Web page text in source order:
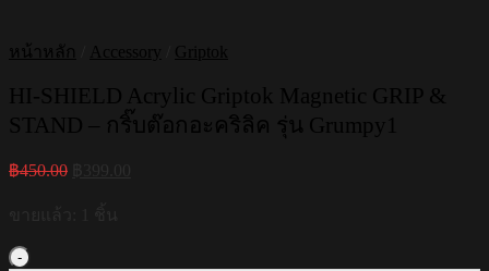
หน้าหลัก Accessory Griptok
HI-SHIELD Acrylic Griptok Magnetic GRIP &
STAND – กริ๊บต๊อกอะคริลิค รุ่น Grumpy1
฿450.00